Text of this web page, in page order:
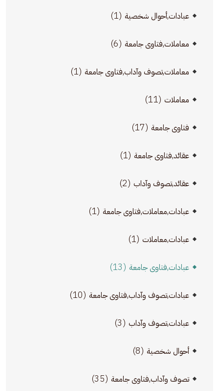
عبادات,أحوال شخصية (1)
معاملات,فتاوى جامعة (6)
معاملات,تصوف وآداب,فتاوى جامعة (1)
معاملات (11)
فتاوى جامعة (17)
عقائد,فتاوى جامعة (1)
عقائد,تصوف وآداب (2)
عبادات,معاملات,فتاوى جامعة (1)
عبادات,معاملات (1)
عبادات,فتاوى جامعة (13)
عبادات,تصوف وآداب,فتاوى جامعة (10)
عبادات,تصوف وآداب (3)
أحوال شخصية (8)
تصوف وآداب,فتاوى جامعة (35)